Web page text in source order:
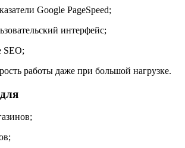
Google PageSpeed;
интерфейс;
SEO;
работы даже при большой нагрузке.